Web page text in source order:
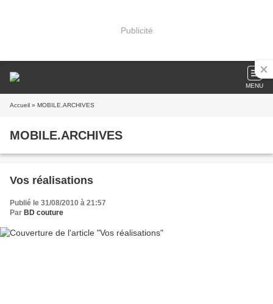
Publicité
MENU
Accueil » MOBILE.ARCHIVES
MOBILE.ARCHIVES
Vos réalisations
Publié le 31/08/2010 à 21:57
Par BD couture